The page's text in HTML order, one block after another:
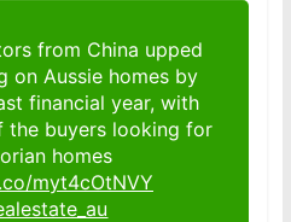
from China upped
on Aussie homes by
financial year, with
the buyers looking for
homes
myt4cOtNVY